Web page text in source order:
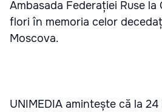
Ambasada Federației Ruse la
flori în memoria celor
Moscova.
UNIMEDIA amintește că la